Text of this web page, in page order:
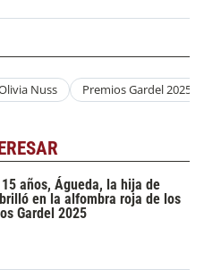
Nuss Premios Gardel 2025
años, Águeda, la hija de
en la alfombra roja de los
Gardel 2025